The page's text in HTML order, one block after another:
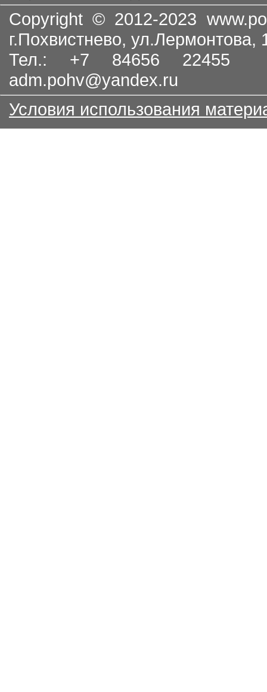
Copyright © 2012-2023
г.Похвистнево, ул.Лермонтова,
Тел.: +7 84656
adm.pohv@yandex.ru
Условия использования